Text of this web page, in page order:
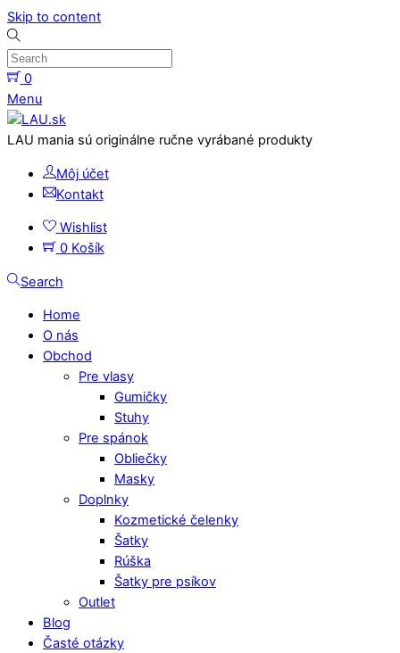
Skip to content
0
Menu
LAU mania sú originálne ručne vyrábané produkty
Môj účet
Kontakt
Wishlist
0 Košík
Search
Home
O nás
Obchod
Pre vlasy
Gumičky
Stuhy
Pre spánok
Obliečky
Masky
Doplnky
Kozmetické čelenky
Šatky
Rúška
Šatky pre psíkov
Outlet
Blog
Časté otázky